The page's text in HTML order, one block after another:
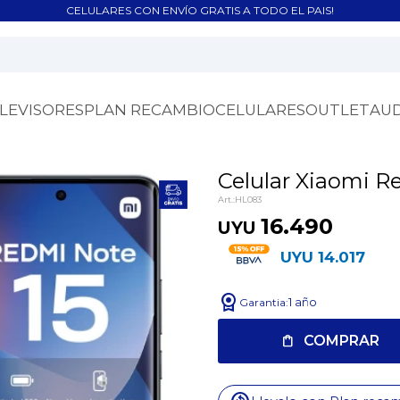
CELULARES CON ENVÍO GRATIS A TODO EL PAIS!
PLAN RECAMBIOCELULARESOUTLET
Celular Xiaomi
HL083
UYU 16.490
UYU 14.017
license 1 año
COMPRAR